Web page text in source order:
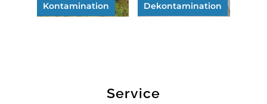
Kontamination Dekontamination
Service